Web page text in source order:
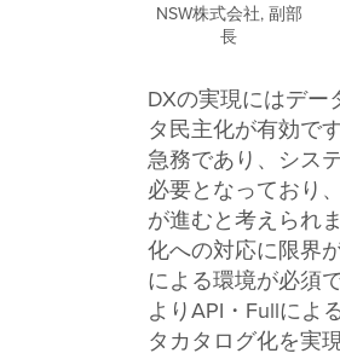
NSW株式会社, 副部
長
DXの実現にはデ
タ民主化が有効で
急務であり、シス
必要となっており
が進むと考えられ
化への対応に限界
による環境が必須
よりAPI・Fullによ
タカタログ化を実